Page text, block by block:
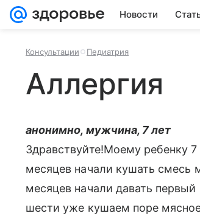
Новости
Консультации Педиатрия
Аллергия
анонимно, мужчина, 7 лет
Здравствуйте!Моему ребенку
месяцев начали кушать
месяцев начали давать
шести уже кушаем поре